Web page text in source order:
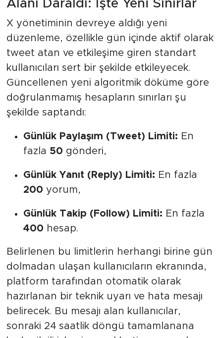
Alanı Daraldı: İşte Yeni Sınırlar
X yönetiminin devreye aldığı yeni
düzenleme, özellikle gün içinde aktif olarak
tweet atan ve etkileşime giren standart
kullanıcıları sert bir şekilde etkileyecek.
Güncellenen yeni algoritmik döküme göre
doğrulanmamış hesapların sınırları şu
şekilde saptandı:
Günlük Paylaşım (Tweet) Limiti: En
fazla 50 gönderi,
Günlük Yanıt (Reply) Limiti: En fazla
200 yorum,
Günlük Takip (Follow) Limiti: En fazla
400 hesap.
Belirlenen bu limitlerin herhangi birine gün
dolmadan ulaşan kullanıcıların ekranında,
platform tarafından otomatik olarak
hazırlanan bir teknik uyarı ve hata mesajı
belirecek. Bu mesajı alan kullanıcılar,
sonraki 24 saatlik döngü tamamlanana